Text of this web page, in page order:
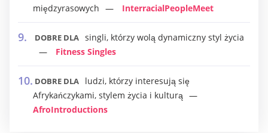
międzyrasowych
InterracialPeopleMeet
DOBRE DLA singli, którzy wolą dynamiczny styl życia
Fitness Singles
DOBRE DLA
ludzi, którzy interesują się
Afrykańczykami, stylem życia i kulturą
AfroIntroductions